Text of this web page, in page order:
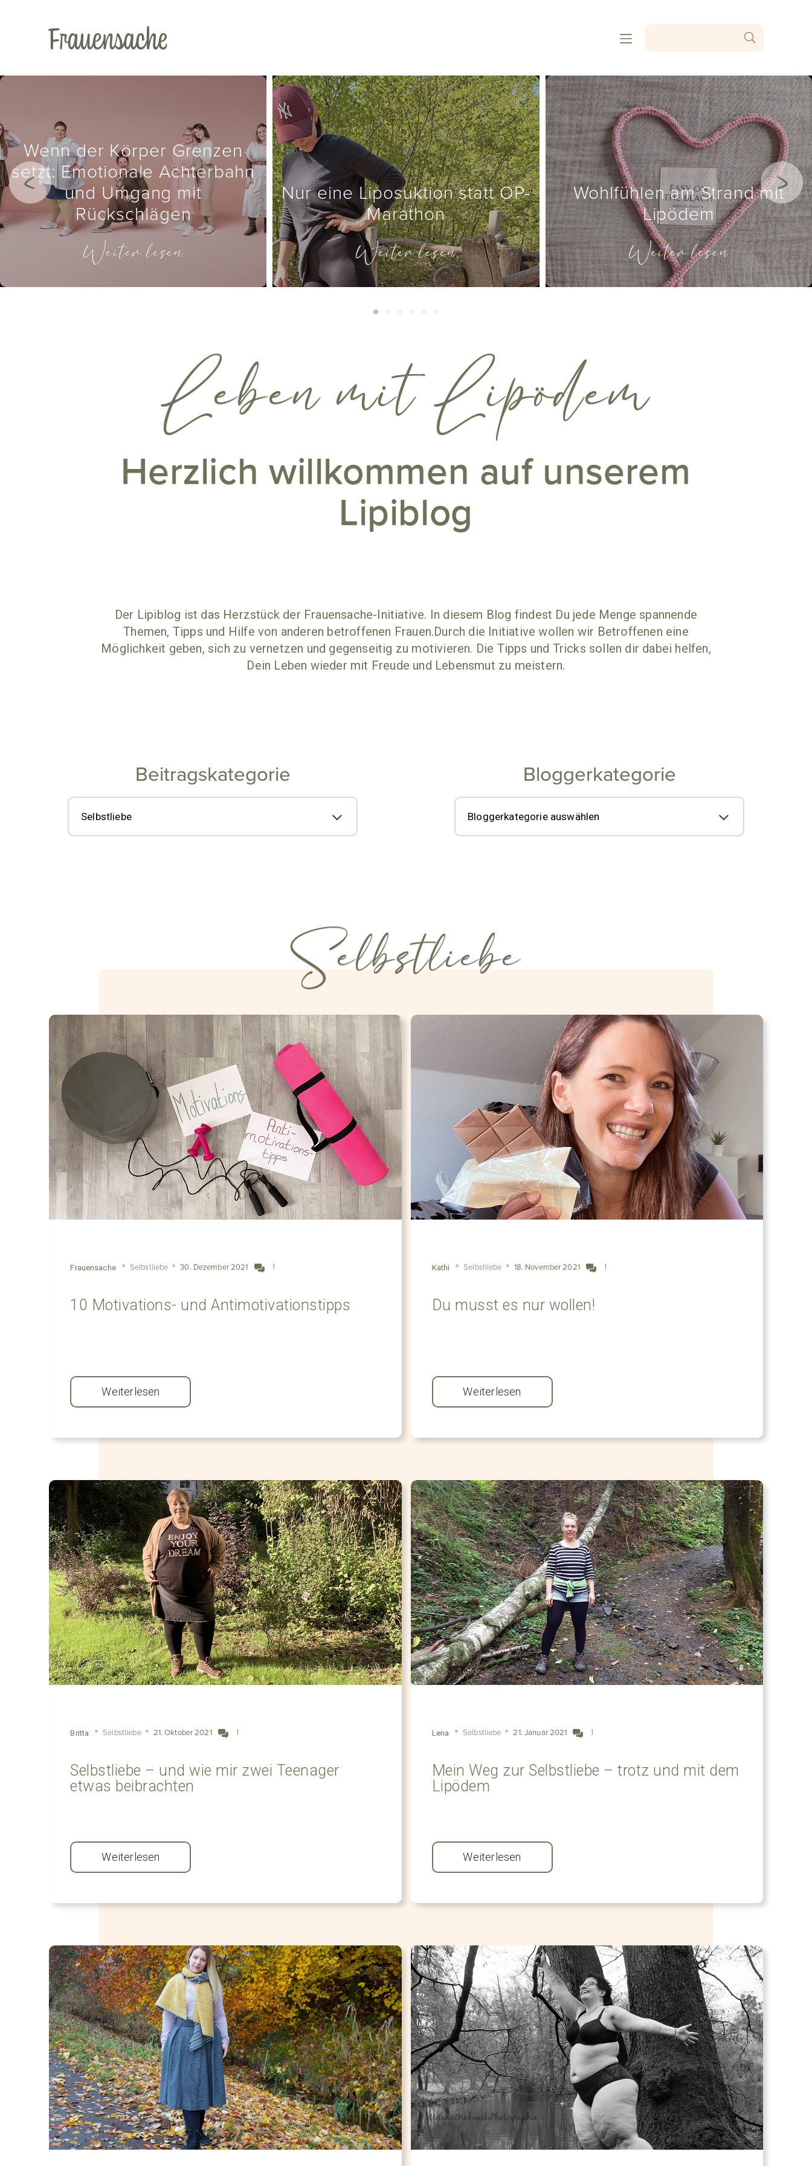
Wenn der Körper Grenzen
setzt: Emotionale Achterbahn
und Umgang mit
Rückschlägen
Weiter lesen
Nur eine Liposuktion statt OP-
Marathon
Weiter lesen
Wohlfühlen am Strand mit
Lipödem
Weiter lesen
Leben mit Lipödem
Herzlich willkommen auf unserem
Lipiblog
Der Lipiblog ist das Herzstück der Frauensache-Initiative. In diesem Blog findest Du jede Menge spannende
Themen, Tipps und Hilfe von anderen betroffenen Frauen.Durch die Initiative wollen wir Betroffenen eine
Möglichkeit geben, sich zu vernetzen und gegenseitig zu motivieren. Die Tipps und Tricks sollen dir dabei helfen,
Dein Leben wieder mit Freude und Lebensmut zu meistern.
Beitragskategorie Bloggerkategorie
Selbstliebe
Frauensache Selbstliebe 30. Dezember 2021 1
10 Motivations- und Antimotivationstipps
Weiterlesen
Kathi Selbstliebe 18. November 2021 1
Du musst es nur wollen!
Weiterlesen
Britta Selbstliebe 21. Oktober 2021 1
Selbstliebe – und wie mir zwei Teenager
etwas beibrachten
Weiterlesen
Lena Selbstliebe 21. Januar 2021 1
Mein Weg zur Selbstliebe – trotz und mit dem
Lipödem
Weiterlesen